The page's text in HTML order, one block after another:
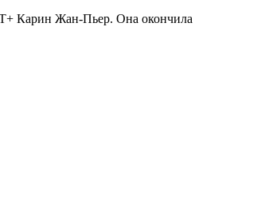
Карин Жан-Пьер. Она окончила